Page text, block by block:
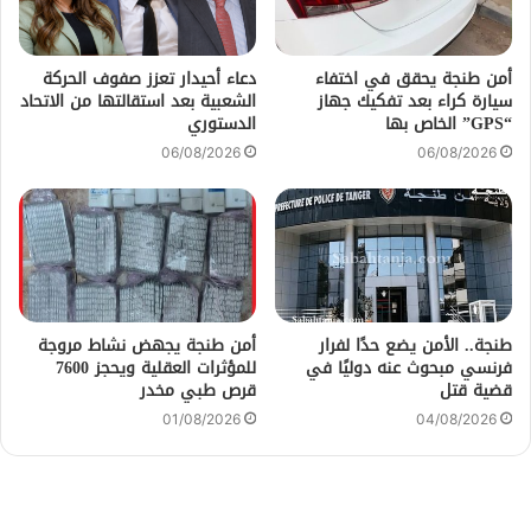
أمن طنجة يحقق في اختفاء
سيارة كراء بعد تفكيك جهاز
“GPS” الخاص بها
06/08/2026
دعاء أحيدار تعزز صفوف الحركة
الشعبية بعد استقالتها من الاتحاد
الدستوري
06/08/2026
طنجة.. الأمن يضع حدًا لفرار
فرنسي مبحوث عنه دوليًا في
قضية قتل
04/08/2026
أمن طنجة يجهض نشاط مروجة
للمؤثرات العقلية ويحجز 7600
قرص طبي مخدر
01/08/2026